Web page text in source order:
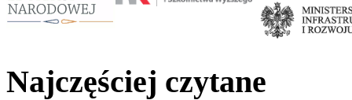
Najczęściej czytane